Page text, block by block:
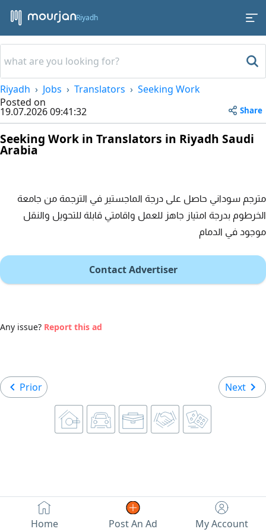
Riyadh
Riyadh Jobs Translators
Seeking Work
Posted on
19.07.2026 09:41:32 Share
Seeking Work in Translators in Riyadh Saudi
Arabia
مترجم سوداني حاصل على درجة الماجستير في الترجمة من جامعة
الخرطوم بدرجة امتياز جاهز للعمل واقامتي قابلة للتحويل والنقل
موجود في الدمام
Contact Advertiser
Any issue? Report this ad
Prior Next
Home Post An Ad My Account